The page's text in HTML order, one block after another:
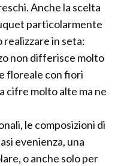
Anche la scelta
particolarmente
in seta:
non differisce molto
floreale con fiori
cifre molto alte ma ne
le composizioni di
evenienza, una
o anche solo per